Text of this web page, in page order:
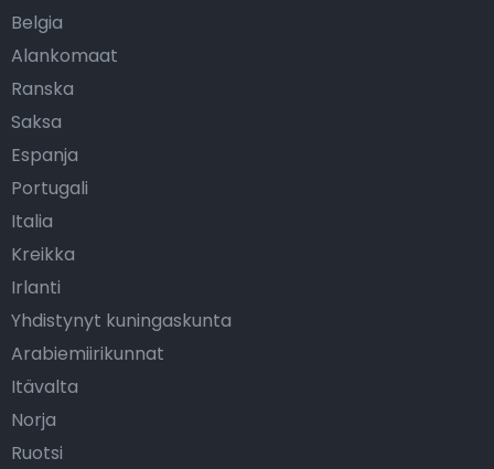
Belgia
Alankomaat
Ranska
Saksa
Espanja
Portugali
Italia
Kreikka
Irlanti
Yhdistynyt kuningaskunta
Arabiemiirikunnat
Itävalta
Norja
Ruotsi